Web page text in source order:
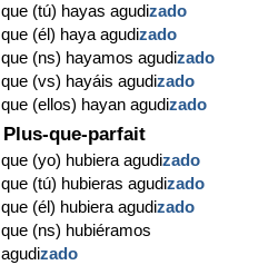
que (tú) hayas agudizado
que (él) haya agudizado
que (ns) hayamos agudizado
que (vs) hayáis agudizado
que (ellos) hayan agudizado
Plus-que-parfait
que (yo) hubiera agudizado
que (tú) hubieras agudizado
que (él) hubiera agudizado
que (ns) hubiéramos
agudizado